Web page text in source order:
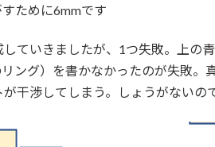
ために6mmです
していきましたが、1つ失敗。上の
ング）を書かなかったのが失敗
干渉してしまう。しょうがないの